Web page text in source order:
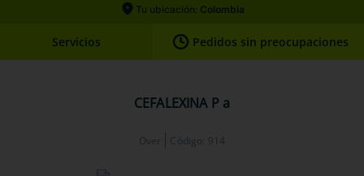
Términos más buscados
2.
hills
Tu ubicación: Colombia
Servicios Pedidos sin preocupaciones
CEFALEXINA P a
Over Código: 914